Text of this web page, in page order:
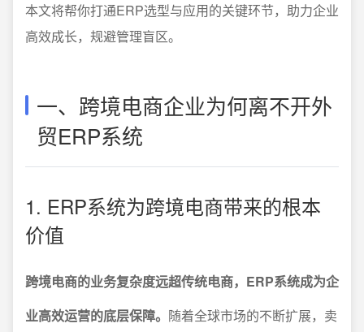
本文将帮你打通ERP选型与应用的关键环节，助力企业
高效成长，规避管理盲区。
一、跨境电商企业为何离不开外
贸ERP系统
1. ERP系统为跨境电商带来的根本
价值
跨境电商的业务复杂度远超传统电商，ERP系统成为企
业高效运营的底层保障。 随着全球市场的不断扩展，卖